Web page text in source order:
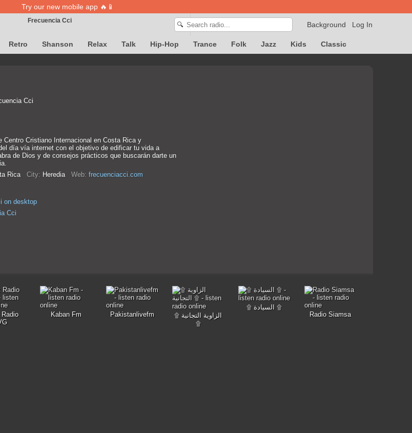
Try our new mobile app 🔥📱
Log In
Background
🔍
Frecuencia Cci
is temporarily unavailable
Retro Shanson Relax Talk Hip-Hop Trance Folk Jazz Kids Classic
Cci
Centro Cristiano Internacional en Costa Rica y
día vía internet con el objetivo de edificar tu vida a
de Dios y de consejos prácticos que buscarán darte un
Rica City: Heredia Web: frecuenciacci.com
on desktop
Cci
Kaban Fm Pakistanlivefm
۩ الزاوية التجانية
۩
۩ السيادة ۩
Radio Siamsa